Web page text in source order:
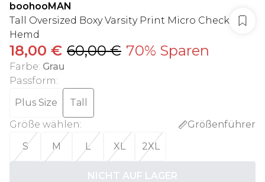
boohooMAN
Tall Oversized Boxy Varsity Print Micro Check
Hemd
18,00 € 60,00 € 70% Sparen
Farbe: Grau
Passform:
Plus Size
Tall
Größe wählen:
Größenführer
S
M L XL 2XL
NICHT AUF LAGER